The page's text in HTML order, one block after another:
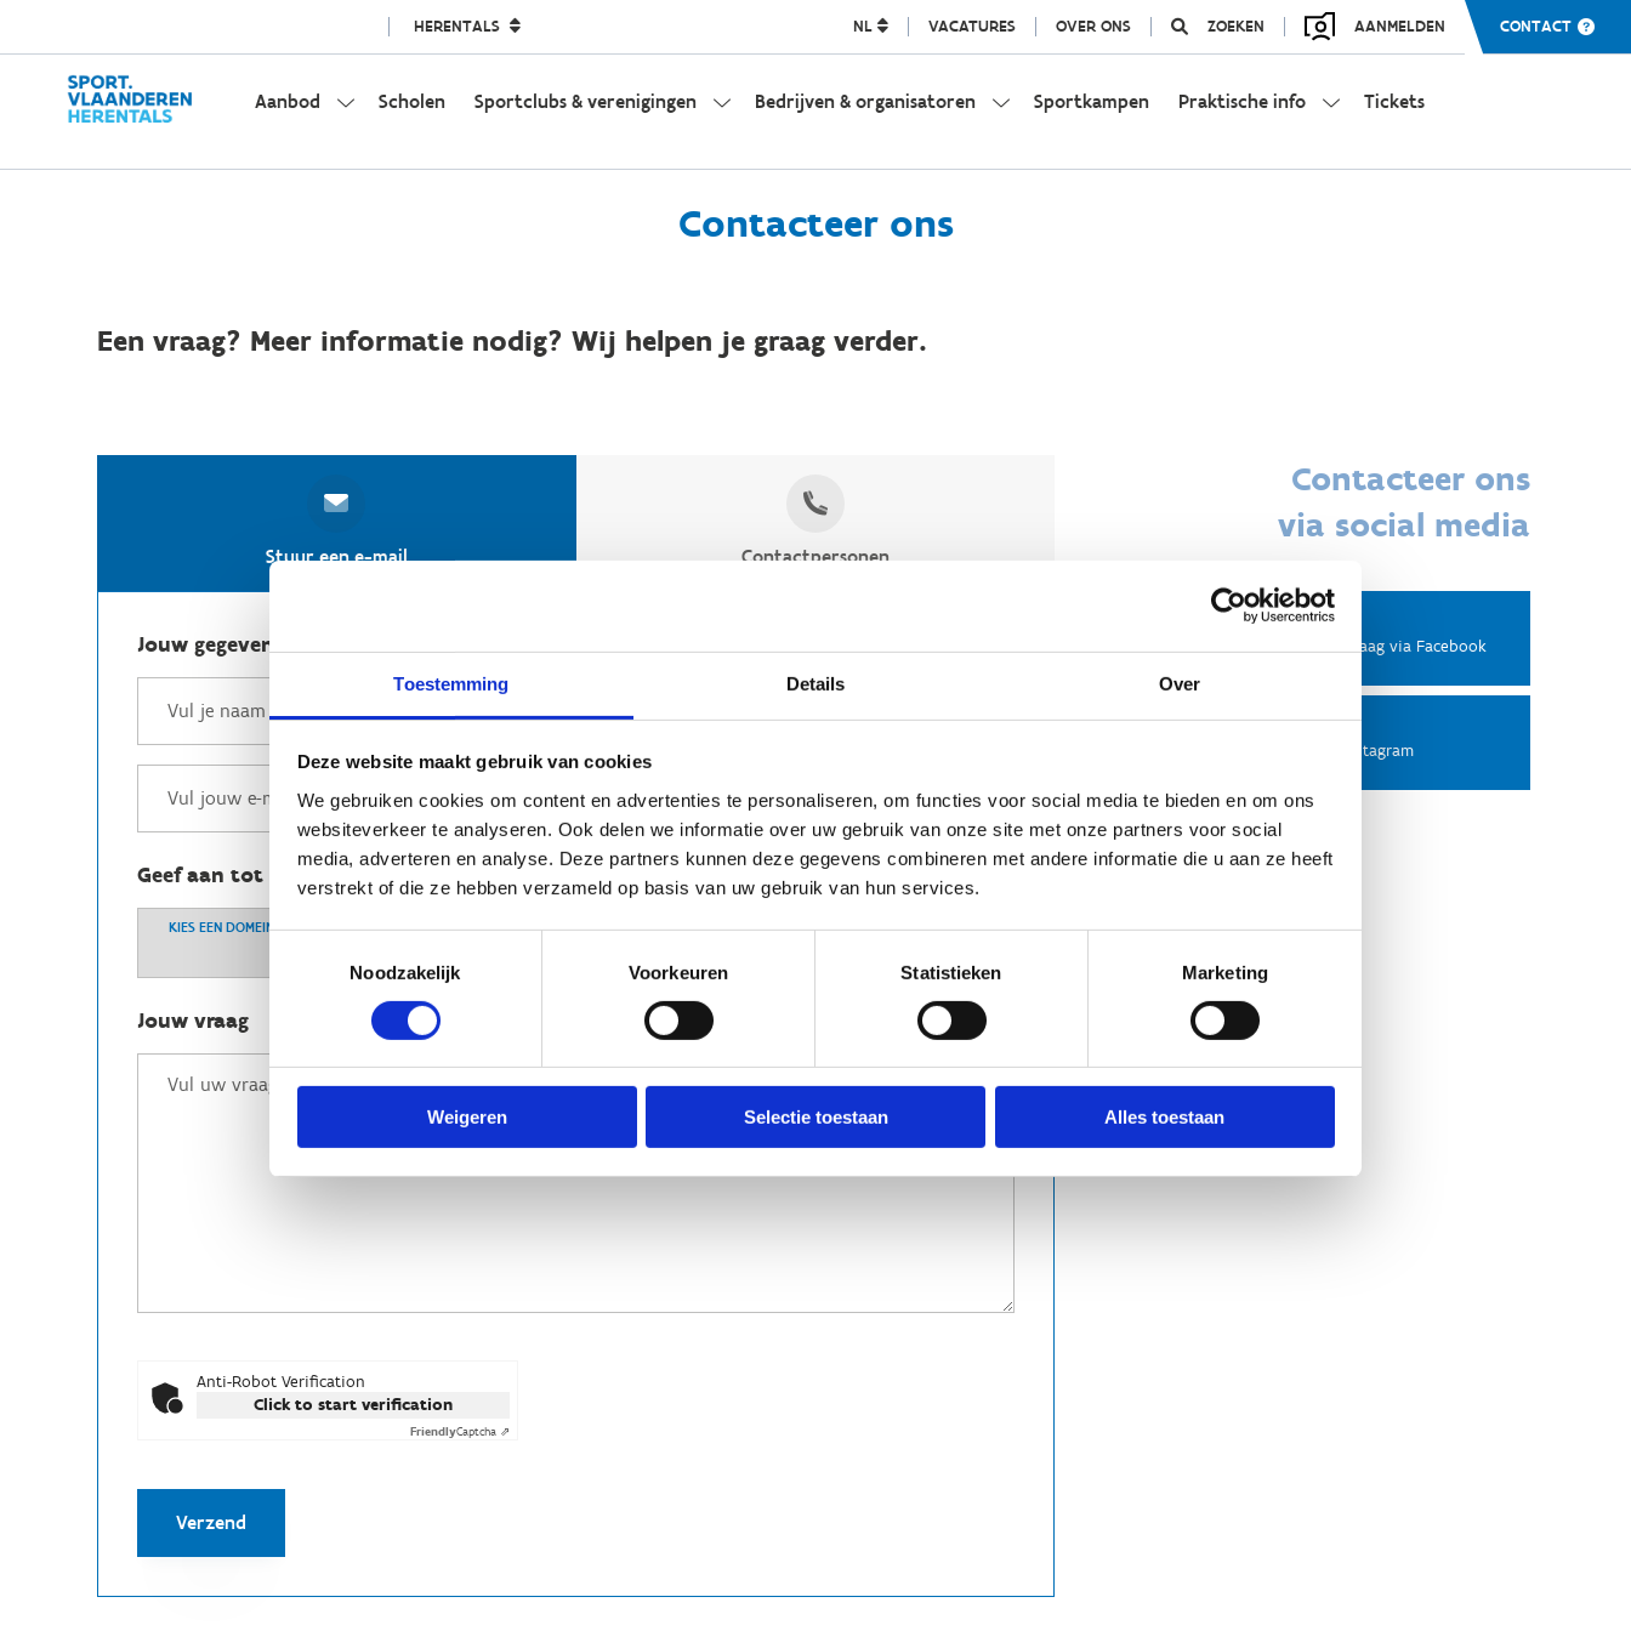
Toestemming Details Over
Deze website maakt gebruik van cookies
We gebruiken cookies om content en advertenties te personaliseren, om functies voor social media te bieden en om ons
websiteverkeer te analyseren. Ook delen we informatie over uw gebruik van onze site met onze partners voor social
media, adverteren en analyse. Deze partners kunnen deze gegevens combineren met andere informatie die u aan ze heeft
verstrekt of die ze hebben verzameld op basis van uw gebruik van hun services.
Noodzakelijk
Voorkeuren Statistieken Marketing
Weigeren Selectie toestaan Alles toestaan
HERENTALS NL VACATURES OVER ONS ZOEKEN AANMELDEN CONTACT
Aanbod Scholen Sportclubs & verenigingen Bedrijven & organisatoren Sportkampen Praktische info Tickets
Contacteer ons
Een vraag? Meer informatie nodig? Wij helpen je graag verder.
Stuur een e-mail Contactpersonen
Jouw gegevens
Geef aan tot welk domein jouw vraag behoort
KIES EEN DOMEIN
Jouw vraag
Anti-Robot Verification
Click to start verification
FriendlyCaptcha ⇗
Verzend
Contacteer ons
via social media
Facebook
Stel ons een vraag via Facebook
Instagram
Volg ons op Instagram